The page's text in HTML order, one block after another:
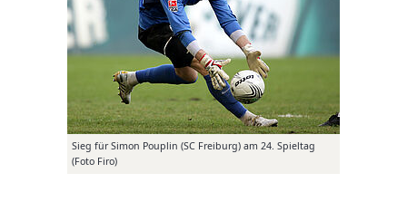
Sieg für Simon Pouplin (SC Freiburg) am 24. Spieltag
(Foto Firo)